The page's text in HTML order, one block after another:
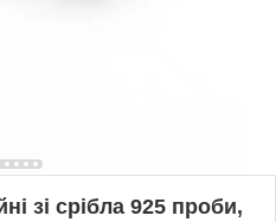
зі срібла 925 проби,